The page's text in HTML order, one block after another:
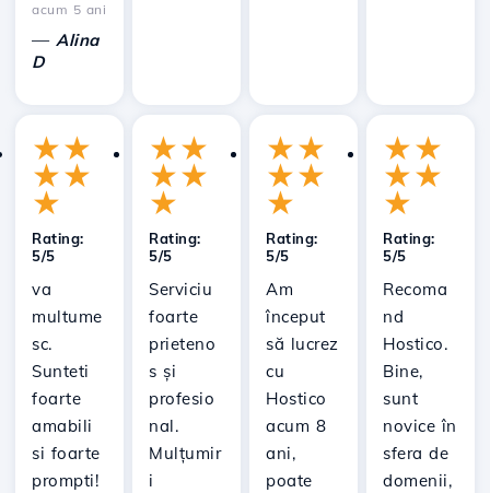
acum 5 ani
—Alina
D
★★
★★
★
Rating:
5/5
va
multume
sc.
Sunteti
foarte
amabili
si foarte
prompti!
★★
★★
★
Rating:
5/5
Serviciu
foarte
prieteno
s și
profesio
nal.
Mulțumir
i
★★
★★
★
Rating:
5/5
Am
început
să lucrez
cu
Hostico
acum 8
ani,
poate
★★
★★
★
Rating:
5/5
Recoma
nd
Hostico.
Bine,
sunt
novice în
sfera de
domenii,